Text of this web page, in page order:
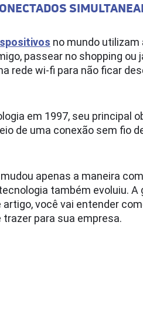
no mundo utilizam
passear no shopping ou
rede wi-fi para não ficar
em 1997, seu principal
de uma conexão sem fio
apenas a maneira
também evoluiu. A
artigo, você vai entender
para sua empresa.